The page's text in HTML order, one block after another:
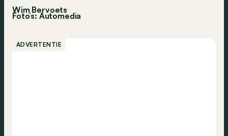
Wim Bervoets
Foto’s: Automedia
ADVERTENTIE